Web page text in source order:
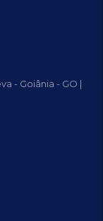
- Goiânia - GO |